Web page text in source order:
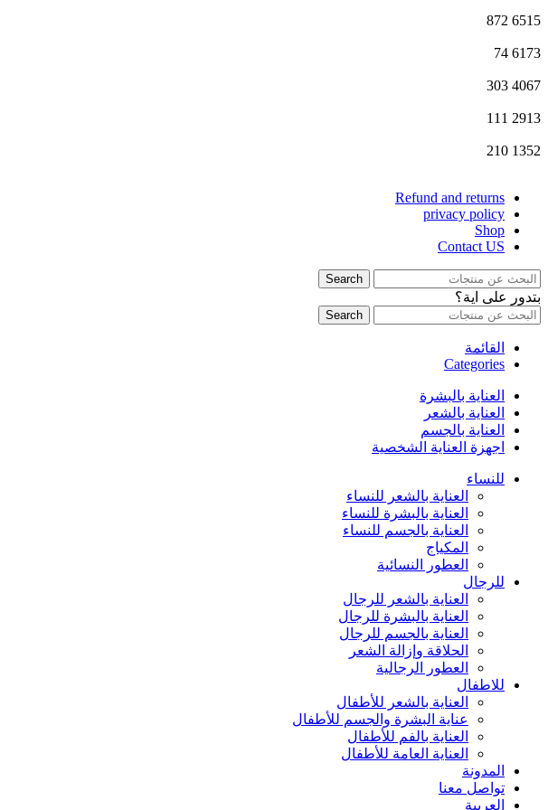
6515
872
6173
74
4067
303
2913
111
1352
210
Refund and returns
privacy policy
Shop
Contact US
Search
بتدور على اية؟
Search
القائمة
Categories
العناية بالبشرة
العناية بالشعر
العناية بالجسم
اجهزة العناية الشخصية
للنساء
العناية بالشعر للنساء
العناية بالبشرة للنساء
العناية بالجسم للنساء
المكياج
العطور النسائية
للرجال
العناية بالشعر للرجال
العناية بالبشرة للرجال
العناية بالجسم للرجال
الحلاقة وإزالة الشعر
العطور الرجالية
للاطفال
العناية بالشعر للأطفال
عناية البشرة والجسم للأطفال
العناية بالفم للأطفال
العناية العامة للأطفال
المدونة
تواصل معنا
العربية